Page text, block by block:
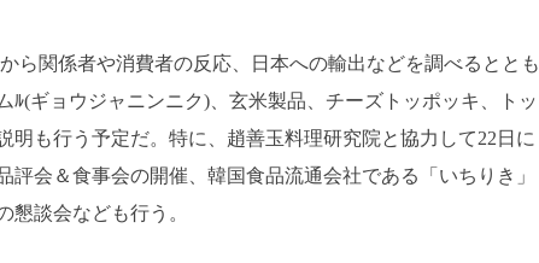
ら関係者や消費者の反応、日本への輸出などを調べるととも
ﾙ(ギョウジャニンニク)、玄米製品、チーズトッポッキ、トッ
明も行う予定だ。特に、趙善玉料理研究院と協力して22日に
評会＆食事会の開催、韓国食品流通会社である「いちりき」
懇談会なども行う。